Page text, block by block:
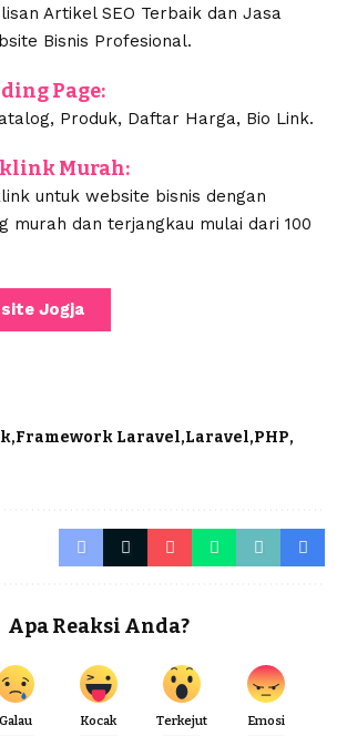
Artikel SEO Terbaik dan Jasa
Bisnis Profesional.
Page:
Produk, Daftar Harga, Bio Link.
Murah:
untuk website bisnis dengan
murah dan terjangkau mulai dari 100
Jogja
Framework Laravel Laravel PHP
Apa Reaksi Anda?
Galau Kocak Terkejut Emosi